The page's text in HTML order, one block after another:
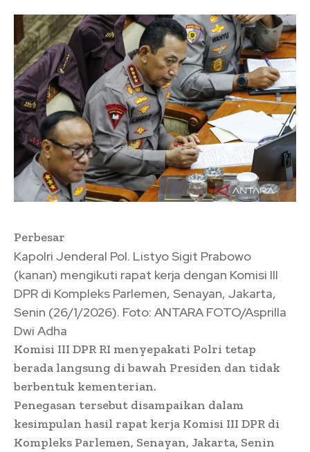
Perbesar
Kapolri Jenderal Pol. Listyo Sigit Prabowo
(kanan) mengikuti rapat kerja dengan Komisi III
DPR di Kompleks Parlemen, Senayan, Jakarta,
Senin (26/1/2026). Foto: ANTARA FOTO/Asprilla
Dwi Adha
Komisi III DPR RI menyepakati Polri tetap
berada langsung di bawah Presiden dan tidak
berbentuk kementerian.
Penegasan tersebut disampaikan dalam
kesimpulan hasil rapat kerja Komisi III DPR di
Kompleks Parlemen, Senayan, Jakarta, Senin